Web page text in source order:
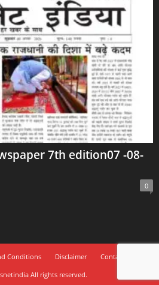
7th edition07 -08-
0
Conditions Disclaimer
Contact Us
All rights reserved.